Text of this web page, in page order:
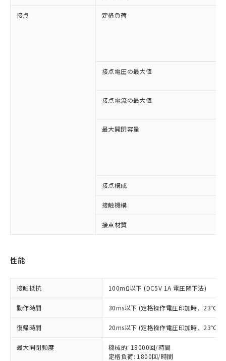
接点 定格負荷
接点電圧の最大値
接点電流の最大値
最大開閉容量
接点構成
接触機構
接点材質
性能
接触抵抗 100mΩ以下 (DC5V 1A 電圧降下法)
動作時間 30ms以下 (定格操作電圧印加時、23℃、
復帰時間 20ms以下 (定格操作電圧印加時、23℃、
最大開閉頻度
機械的: 18000回/時間
定格負荷: 1800回/時間
以下の条件をお読みいただき、同意のうえ
本サービスは、当社制御機器事業取扱
商品の当社在庫状況および標準価格
(税抜)を提供させていただくもので
非含有に対応した製品が提供可能な商品で
対応予定なし：EU RoHS指令（10物質）の
非含有に非対応の商品で、対応品を出す予
定はありません。
調査・確認中：EU RoHS指令（10物質）の
非含有の対応状況を調査中または確認中の
非該当品：ライセンス料など無形物で、有
害物質有無と関係のない商品です。
※1 中国RoHS○×表
「○」：最大均質材料含有率が中国RoHSの
基準値以下であることを示します。